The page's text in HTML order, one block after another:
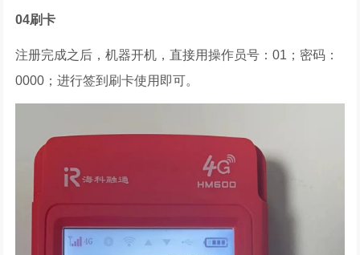
04刷卡
注册完成之后，机器开机，直接用操作员号：01；密码：
0000；进行签到刷卡使用即可。